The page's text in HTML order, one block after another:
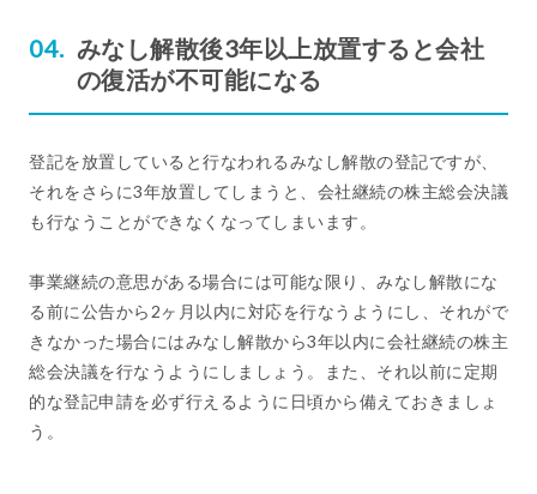
みなし解散後3年以上放置すると会社
の復活が不可能になる
登記を放置していると行なわれるみなし解散の登記ですが、
それをさらに3年放置してしまうと、会社継続の株主総会決議
も行なうことができなくなってしまいます。
事業継続の意思がある場合には可能な限り、みなし解散にな
る前に公告から2ヶ月以内に対応を行なうようにし、それがで
きなかった場合にはみなし解散から3年以内に会社継続の株主
総会決議を行なうようにしましょう。また、それ以前に定期
的な登記申請を必ず行えるように日頃から備えておきましょ
う。